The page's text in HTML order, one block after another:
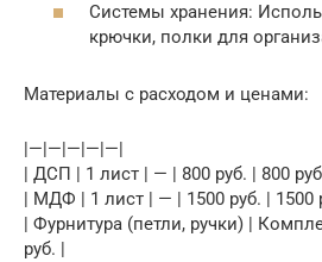
Системы хранения:
крючки, полки для
Материалы с расходом и ценами:
|—|—|—|—|—|
| ДСП | 1 лист | — | 800 руб. | 800
| МДФ | 1 лист | — | 1500 руб. | 1500
| Фурнитура (петли, ручки) |
руб. |